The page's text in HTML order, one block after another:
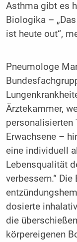
Asthma gibt es
Biologika –
ist heute out“,
Pneumologe
Ärztekammer,
personalisierten
Erwachsene –
eine individuell
Lebensqualität
verbessern.“
dosierte
die
körpereigenen